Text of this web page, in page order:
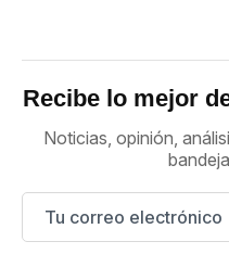
Recibe lo mejor
Noticias, opinión,